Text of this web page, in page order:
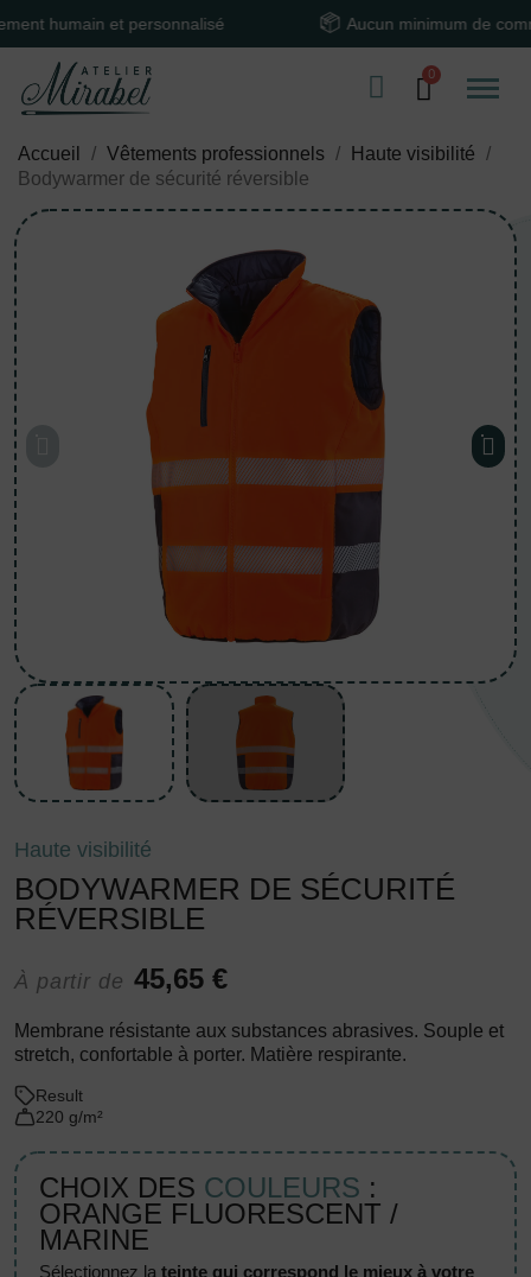
et personnalisé Aucun minimum de
Accueil Vêtements professionnels
Haute visibilité
Bodywarmer de sécurité réversible
Haute visibilité
BODYWARMER DE SÉCURITÉ
RÉVERSIBLE
À partir de 45,65 €
Membrane résistante aux substances abrasives. Souple et
stretch, confortable à porter. Matière respirante.
Result
220 g/m²
CHOIX DES COULEURS :
ORANGE FLUORESCENT /
MARINE
sélectionnez lateinte qui correspond le mieux à votre